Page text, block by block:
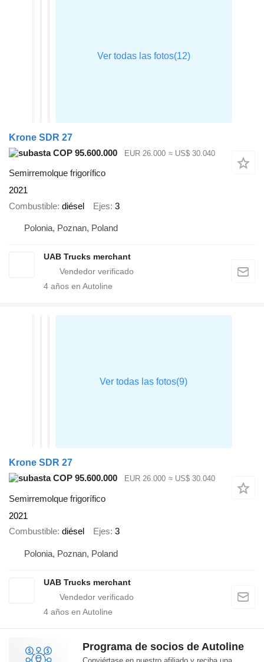
Krone SDR 27
COP 95.600.000
EUR 26.000 ≈ US$ 30.040
Semirremolque frigorífico
2021
Combustible diésel Ejes 3
Polonia, Poznan, Poland
UAB Trucks merchant
4 años en Autoline
Krone SDR 27
COP 95.600.000
EUR 26.000 ≈ US$ 30.040
Semirremolque frigorífico
2021
Combustible diésel Ejes 3
Polonia, Poznan, Poland
UAB Trucks merchant
4 años en Autoline
Programa de socios de Autoline